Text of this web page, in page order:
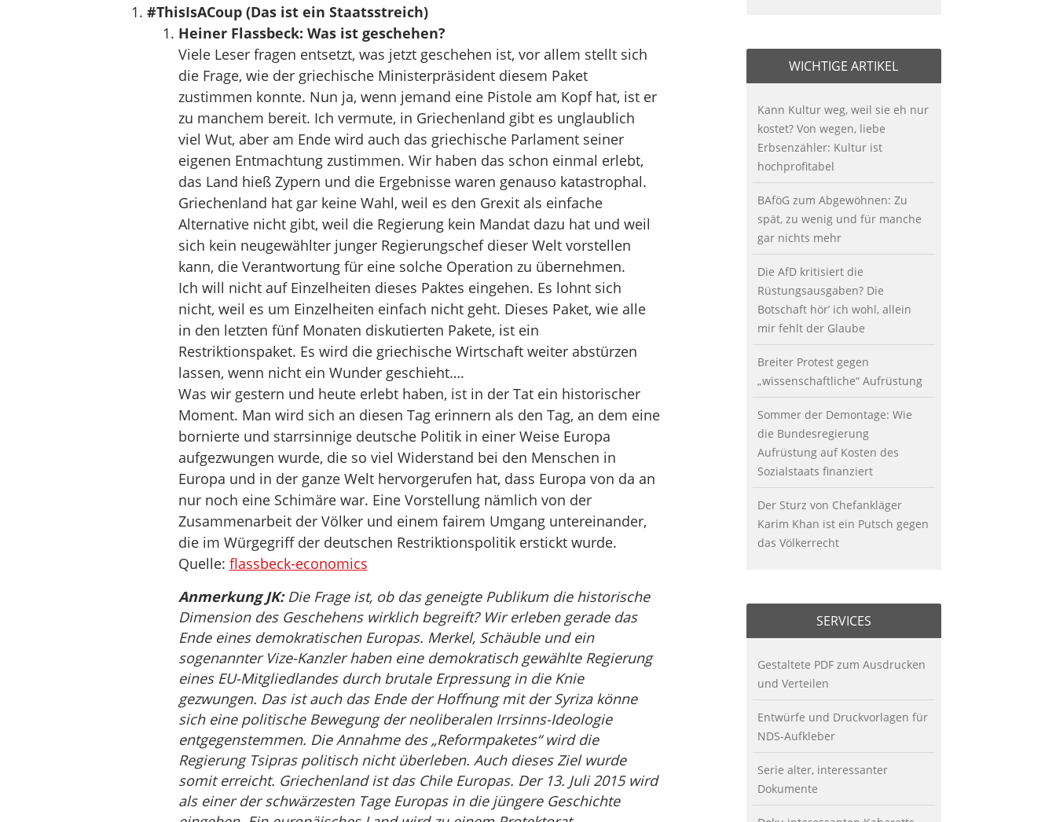
#ThisIsACoup (Das ist ein Staatsstreich)
Heiner Flassbeck: Was ist geschehen?
Viele Leser fragen entsetzt, was jetzt geschehen ist, vor allem stellt sich
die Frage, wie der griechische Ministerpräsident diesem Paket
zustimmen konnte. Nun ja, wenn jemand eine Pistole am Kopf hat, ist er
zu manchem bereit. Ich vermute, in Griechenland gibt es unglaublich
viel Wut, aber am Ende wird auch das griechische Parlament seiner
eigenen Entmachtung zustimmen. Wir haben das schon einmal erlebt,
das Land hieß Zypern und die Ergebnisse waren genauso katastrophal.
Griechenland hat gar keine Wahl, weil es den Grexit als einfache
Alternative nicht gibt, weil die Regierung kein Mandat dazu hat und weil
sich kein neugewählter junger Regierungschef dieser Welt vorstellen
kann, die Verantwortung für eine solche Operation zu übernehmen.
Ich will nicht auf Einzelheiten dieses Paktes eingehen. Es lohnt sich
nicht, weil es um Einzelheiten einfach nicht geht. Dieses Paket, wie alle
in den letzten fünf Monaten diskutierten Pakete, ist ein
Restriktionspaket. Es wird die griechische Wirtschaft weiter abstürzen
lassen, wenn nicht ein Wunder geschieht….
Was wir gestern und heute erlebt haben, ist in der Tat ein historischer
Moment. Man wird sich an diesen Tag erinnern als den Tag, an dem eine
bornierte und starrsinnige deutsche Politik in einer Weise Europa
aufgezwungen wurde, die so viel Widerstand bei den Menschen in
Europa und in der ganze Welt hervorgerufen hat, dass Europa von da an
nur noch eine Schimäre war. Eine Vorstellung nämlich von der
Zusammenarbeit der Völker und einem fairem Umgang untereinander,
die im Würgegriff der deutschen Restriktionspolitik erstickt wurde.
Quelle: flassbeck-economics
Anmerkung JK:Die Frage ist, ob das geneigte Publikum die historische
Dimension des Geschehens wirklich begreift? Wir erleben gerade das
Ende eines demokratischen Europas. Merkel, Schäuble und ein
sogenannter Vize-Kanzler haben eine demokratisch gewählte Regierung
eines EU-Mitgliedlandes durch brutale Erpressung in die Knie
gezwungen. Das ist auch das Ende der Hoffnung mit der Syriza könne
sich eine politische Bewegung der neoliberalen Irrsinns-Ideologie
entgegenstemmen. Die Annahme des „Reformpaketes“ wird die
Regierung Tsipras politisch nicht überleben. Auch dieses Ziel wurde
somit erreicht. Griechenland ist das Chile Europas. Der 13. Juli 2015 wird
als einer der schwärzesten Tage Europas in die jüngere Geschichte
WICHTIGE ARTIKEL
Kann Kultur weg, weil sie eh nur
kostet? Von wegen, liebe
Erbsenzähler: Kultur ist
hochprofitabel
BAföG zum Abgewöhnen: Zu
spät, zu wenig und für manche
gar nichts mehr
Die AfD kritisiert die
Rüstungsausgaben? Die
Botschaft hör’ ich wohl, allein
mir fehlt der Glaube
Breiter Protest gegen
„wissenschaftliche“ Aufrüstung
Sommer der Demontage: Wie
die Bundesregierung
Aufrüstung auf Kosten des
Sozialstaats finanziert
Der Sturz von Chefankläger
Karim Khan ist ein Putsch gegen
das Völkerrecht
SERVICES
Gestaltete PDF zum Ausdrucken
und Verteilen
Entwürfe und Druckvorlagen für
NDS-Aufkleber
Serie alter, interessanter
Dokumente